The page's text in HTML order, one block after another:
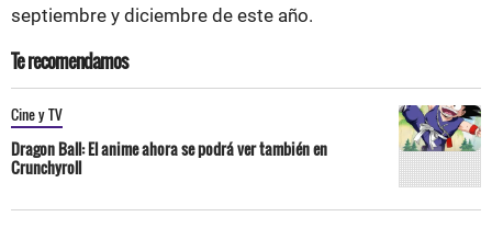
septiembre y diciembre de este año.
Te recomendamos
Cine y TV
Dragon Ball: El anime ahora se podrá ver también en
Crunchyroll